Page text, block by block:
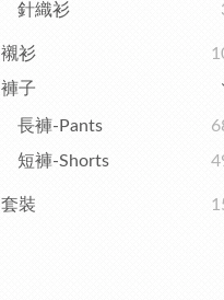
針織衫
襯衫
褲子
長褲-Pants
短褲-Shorts
套裝